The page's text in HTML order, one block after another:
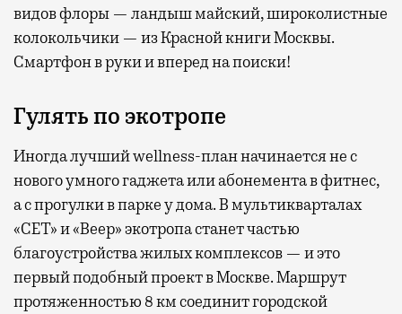
видов флоры — ландыш майский, широколистные
колокольчики — из Красной книги Москвы.
Смартфон в руки и вперед на поиски!
Гулять по экотропе
Иногда лучший wellness-план начинается не с
нового умного гаджета или абонемента в фитнес,
а с прогулки в парке у дома. В мультикварталах
«СЕТ» и «Веер» экотропа станет частью
благоустройства жилых комплексов — и это
первый подобный проект в Москве. Маршрут
протяженностью 8 км соединит городской